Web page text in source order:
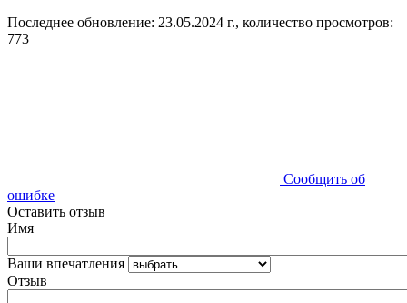
Последнее обновление: 23.05.2024 г., количество просмотров:
773
Сообщить об
ошибке
Оставить отзыв
Имя
Ваши впечатления
Отзыв